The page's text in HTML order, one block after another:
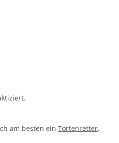
am besten ein Tortenretter.